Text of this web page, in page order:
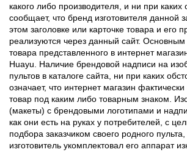
какого либо производителя, и ни при каких
сообщает, что бренд изготовителя данной
этом заголовке или карточке товара и его
реализуются через данный сайт. Основным
товара представленного в интернет
Huayu. Наличие брендовой надписи на
пультов в каталоге сайта, ни при каких
означает, что интернет магазин
товар под каким либо товарным знаком.
(макеты) с брендовыми логотипами и
как они есть на руках у потребителей, с
подбора заказчиком своего родного
изготовитель укомплектовал его аппарат